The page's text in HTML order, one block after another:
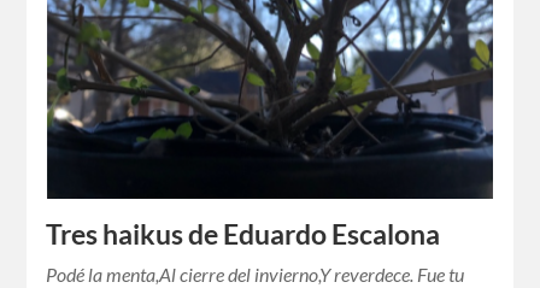
Tres haikus de Eduardo Escalona
Podé la menta,Al cierre del invierno,Y reverdece. Fue tu